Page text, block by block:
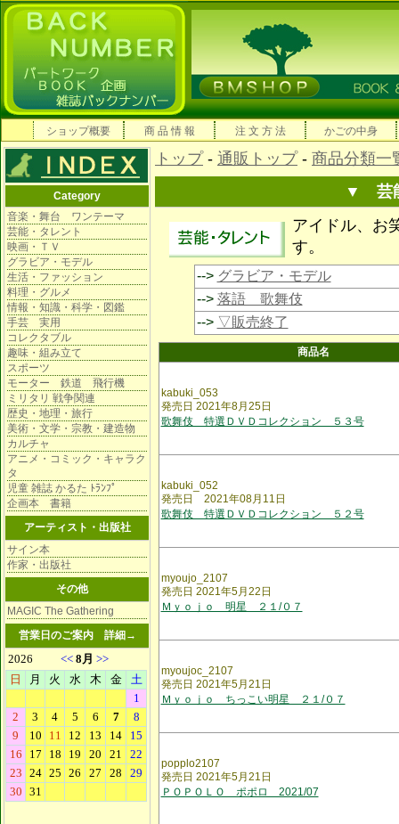
ショップ概要 商 品 情 報 注 文 方 法 かごの中身
Category
音楽・舞台 ワンテーマ
芸能・タレント
映画・ＴＶ
グラビア・モデル
生活・ファッション
料理・グルメ
情報・知識・科学・図鑑
手芸 実用
コレクタブル
趣味・組み立て
スポーツ
モーター 鉄道 飛行機
ミリタリ 戦争関連
歴史・地理・旅行
美術・文学・宗教・建造物
カルチャ
アニメ・コミック・キャラク
タ
児童 雑誌 かるた ﾄﾗﾝﾌﾟ
企画本 書籍
アーティスト・出版社
サイン本
作家・出版社
その他
MAGIC The Gathering
営業日のご案内 詳細→
トップ- 通販トップ- 商品分類一
▼ 芸
アイドル、お
す。
--> グラビア・モデル
--> 落語 歌舞伎
--> ▽販売終了
商品名
kabuki_053
発売日 2021年8月25日
歌舞伎 特選ＤＶＤコレクション ５３号
kabuki_052
発売日 2021年08月11日
歌舞伎 特選ＤＶＤコレクション ５２号
myoujo_2107
発売日 2021年5月22日
Ｍｙｏｊｏ 明星 ２１/０７
myoujoc_2107
発売日 2021年5月21日
Ｍｙｏｊｏ ちっこい明星 ２１/０７
popplo2107
発売日 2021年5月21日
ＰＯＰＯＬＯ ポポロ 2021/07